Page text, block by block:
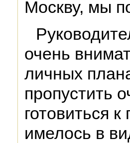
Москву, мы
очень
личных
пропустить
готовиться
имелось в